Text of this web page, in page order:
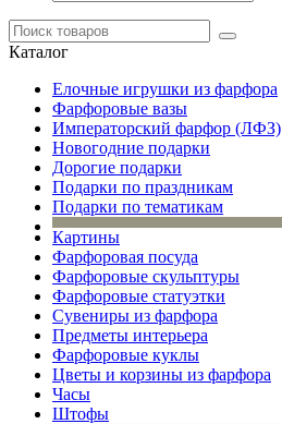
Каталог
Елочные игрушки из фарфора
Фарфоровые вазы
Императорский фарфор (ЛФЗ)
Новогодние подарки
Дорогие подарки
Подарки по праздникам
Подарки по тематикам
Картины
Фарфоровая посуда
Фарфоровые скульптуры
Фарфоровые статуэтки
Сувениры из фарфора
Предметы интерьера
Фарфоровые куклы
Цветы и корзины из фарфора
Часы
Штофы